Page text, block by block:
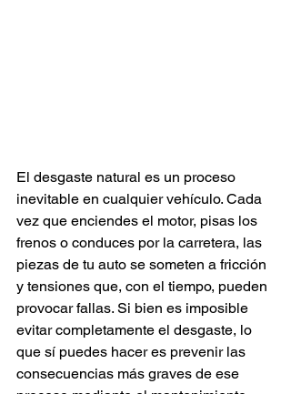
El desgaste natural es un proceso
inevitable en cualquier vehículo. Cada
vez que enciendes el motor, pisas los
frenos o conduces por la carretera, las
piezas de tu auto se someten a fricción
y tensiones que, con el tiempo, pueden
provocar fallas. Si bien es imposible
evitar completamente el desgaste, lo
que sí puedes hacer es prevenir las
consecuencias más graves de ese